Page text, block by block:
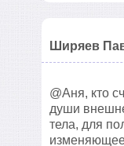
Ширяев
@Аня, кто
души
тела, для